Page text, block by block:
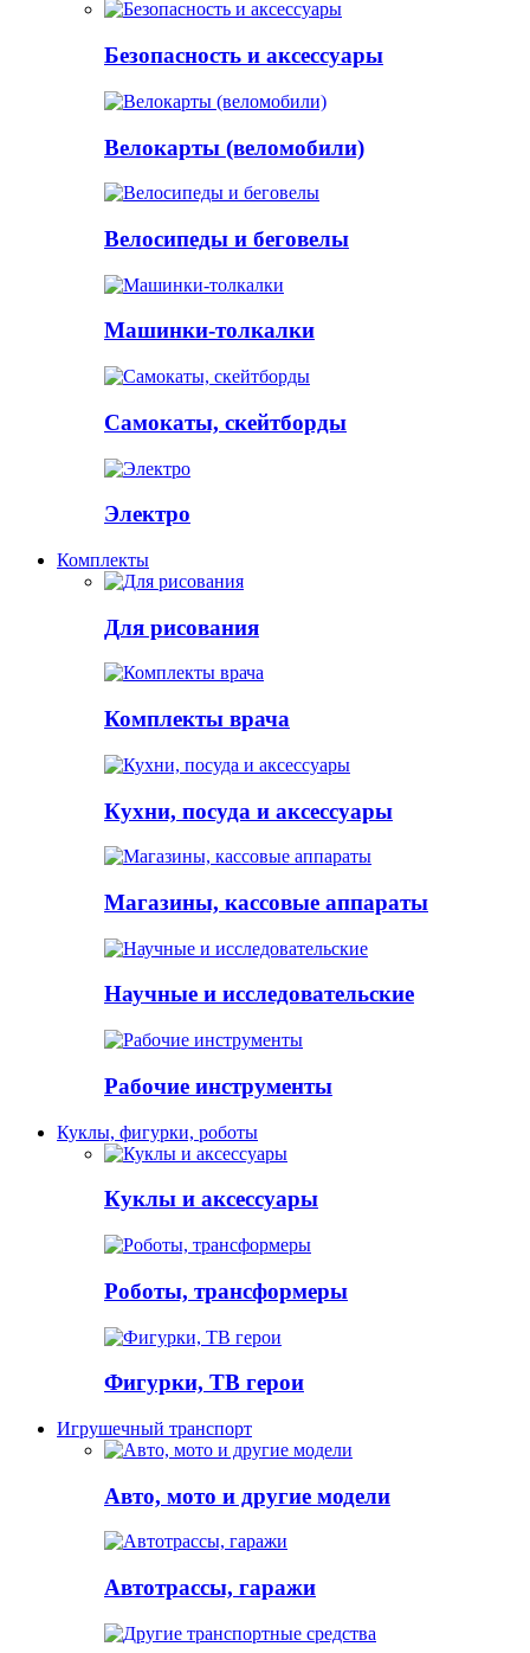
Безопасность и аксессуары
Велокарты (веломобили)
Велосипеды и беговелы
Машинки-толкалки
Самокаты, скейтборды
Электро
Комплекты
Для рисования
Комплекты врача
Кухни, посуда и аксессуары
Магазины, кассовые аппараты
Научные и исследовательские
Рабочие инструменты
Куклы, фигурки, роботы
Куклы и аксессуары
Роботы, трансформеры
Фигурки, ТВ герои
Игрушечный транспорт
Авто, мото и другие модели
Автотрассы, гаражи